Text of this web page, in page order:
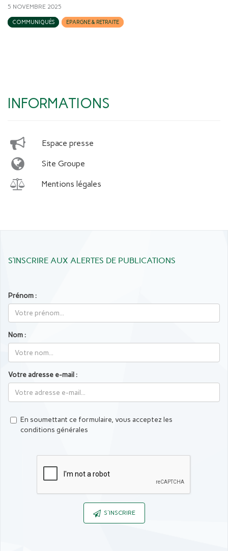
5 NOVEMBRE 2025
COMMUNIQUÉS EPARGNE & RETRAITE
INFORMATIONS
Espace presse
Site Groupe
Mentions légales
S’INSCRIRE AUX ALERTES DE PUBLICATIONS
Prénom :
Nom :
Votre adresse e-mail :
En soumettant ce formulaire, vous acceptez les
conditions générales
S'INSCRIRE